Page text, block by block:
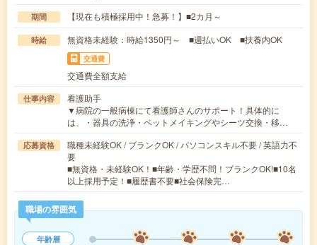
期間 【現在も積極採用中！急募！】■2カ月～
時給 無資格未経験：時給1350円～ ■週払いOK ■扶養内OK
交通費
交通費全額支給
仕事内容
看護助手
▼病院の一般病棟にて看護師さんのサポート！具体的に
は、・器具の洗浄・ベットメイキングやシーツ交換・移…
応募資格
職種未経験OK / ブランクOK / パソコンスキル不要 / 英語力不
要
■無資格・未経験OK！■年齢・学歴不問！ブランクOK!■10名
以上採用予定！■履歴書不要■社会保険完…
職場の雰囲気
年齢層